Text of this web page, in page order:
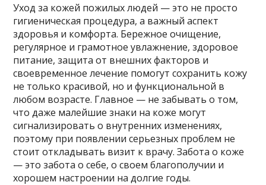
Уход за кожей пожилых людей — это не просто
гигиеническая процедура, а важный аспект
здоровья и комфорта. Бережное очищение,
регулярное и грамотное увлажнение, здоровое
питание, защита от внешних факторов и
своевременное лечение помогут сохранить кожу
не только красивой, но и функциональной в
любом возрасте. Главное — не забывать о том,
что даже малейшие знаки на коже могут
сигнализировать о внутренних изменениях,
поэтому при появлении серьезных проблем не
стоит откладывать визит к врачу. Забота о коже
— это забота о себе, о своем благополучии и
хорошем настроении на долгие годы.